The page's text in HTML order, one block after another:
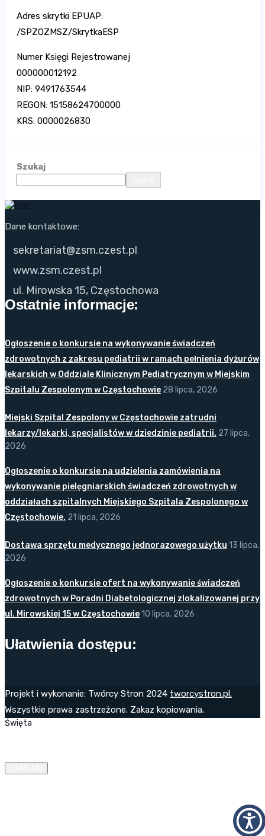
Adres skrytki EPUAP:
/SPZOZMSZ/SkrytkaESP
Numer Księgi Rejestrowanej
000000012192
NIP: 9491763544
REGON: 15158624700000
KRS: 0000026830
Szukaj
Dane kontaktowe:
sekretariat@zsm.czest.pl
www.zsm.czest.pl
ul. Mirowska 15, Częstochowa
Ostatnie informacje:
Ogłoszenie o konkursie na wykonywanie świadczeń
zdrowotnych z zakresu pediatrii w ramach pełnienia dyżurów
lekarskich w Oddziale Klinicznym Pediatrycznym w Miejskim
Szpitalu Zespolonym w Częstochowie 28 lipca, 2026
Miejski Szpital Zespolony w Częstochowie zatrudni
lekarzy/lekarki, specjalistów w dziedzinie pediatrii. 27 lipca,
2026
Ogłoszenie o konkursie na udzielenia zamówienia na
wykonywanie pielęgniarskich świadczeń zdrowotnych w
oddziałach szpitalnych Miejskiego Szpitala Zespolonego w
Częstochowie. 21 lipca, 2026
Dostawa sprzętu medycznego jednorazowego użytku 13 lipca,
2026
Ogłoszenie o konkursie ofert na wykonywanie świadczeń
zdrowotnych w Poradni Diabetologicznej zlokalizowanej przy
ul. Mirowskiej 15 w Częstochowie10 lipca, 2026
Ułatwienia dostępu:
Projekt i wykonanie: Twórcy Stron 2024 tworcystron.pl.
Wszystkie prawa zastrzeżone. Zakaz kopiowania.
Święta